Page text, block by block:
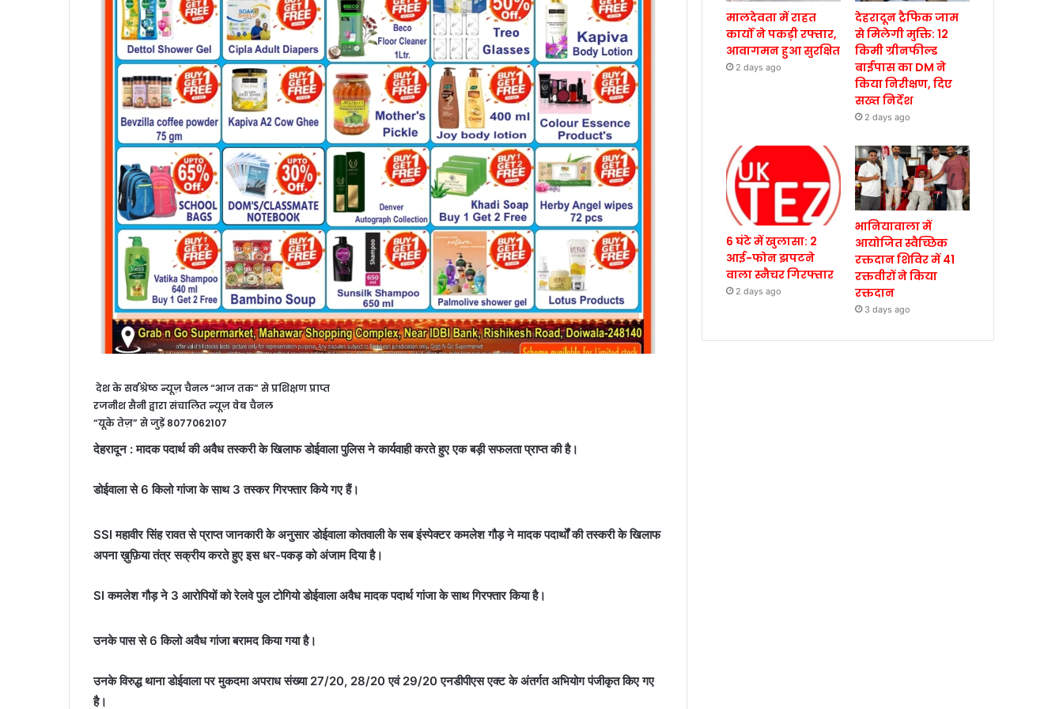
देश के सर्वश्रेष्ठ न्यूज़ चैनल “आज तक” से प्रशिक्षण प्राप्त
रजनीश सैनी द्वारा संचालित न्यूज़ वेब चैनल
“यूके तेज़” से जुड़ें 8077062107
देहरादून : मादक पदार्थ की अवैध तस्करी के खिलाफ डोईवाला पुलिस ने कार्यवाही करते हुए एक बड़ी सफलता प्राप्त की है।
डोईवाला से 6 किलो गांजा के साथ 3 तस्कर गिरफ्तार किये गए हैं।
SSI महावीर सिंह रावत से प्राप्त जानकारी के अनुसार डोईवाला कोतवाली के सब इंस्पेक्टर कमलेश गौड़ ने मादक पदार्थों की तस्करी के खिलाफ
अपना ख़ुफ़िया तंत्र सक्रीय करते हुए इस धर-पकड़ को अंजाम दिया है।
SI कमलेश गौड़ ने 3 आरोपियों को रेलवे पुल टोगियो डोईवाला अवैध मादक पदार्थ गांजा के साथ गिरफ्तार किया है।
उनके पास से 6 किलो अवैध गांजा बरामद किया गया है।
उनके विरुद्ध थाना डोईवाला पर मुकदमा अपराध संख्या 27/20, 28/20 एवं 29/20 एनडीपीएस एक्ट के अंतर्गत अभियोग पंजीकृत किए गए
है।
मालदेवता में राहत
कार्यों ने पकड़ी रफ्तार,
आवागमन हुआ सुरक्षित
2 days ago
देहरादून ट्रैफिक जाम
से मिलेगी मुक्ति: 12
किमी ग्रीनफील्ड
बाईपास का DM ने
किया निरीक्षण, दिए
सख्त निर्देश
2 days ago
6 घंटे में खुलासा: 2
आई-फोन झपटने
वाला स्नैचर गिरफ्तार
2 days ago
भानियावाला में
आयोजित स्वैच्छिक
रक्तदान शिविर में 41
रक्तवीरों ने किया
रक्तदान
3 days ago